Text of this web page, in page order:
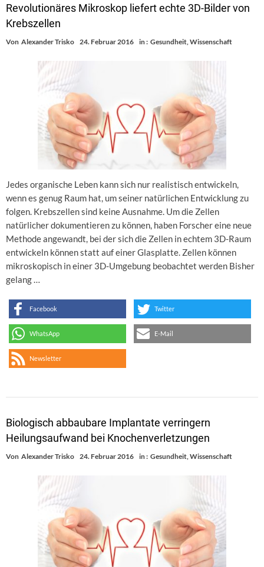
Revolutionäres Mikroskop liefert echte 3D-Bilder von
Krebszellen
Von Alexander Trisko 24. Februar 2016 in : Gesundheit,Wissenschaft
Jedes organische Leben kann sich nur realistisch entwickeln,
wenn es genug Raum hat, um seiner natürlichen Entwicklung zu
folgen. Krebszellen sind keine Ausnahme. Um die Zellen
natürlicher dokumentieren zu können, haben Forscher eine neue
Methode angewandt, bei der sich die Zellen in echtem 3D-Raum
entwickeln können statt auf einer Glasplatte. Zellen können
mikroskopisch in einer 3D-Umgebung beobachtet werden Bisher
gelang …
Facebook Twitter
WhatsApp E-Mail
Newsletter
Biologisch abbaubare Implantate verringern
Heilungsaufwand bei Knochenverletzungen
Von Alexander Trisko 24. Februar 2016 in : Gesundheit Wissenschaft